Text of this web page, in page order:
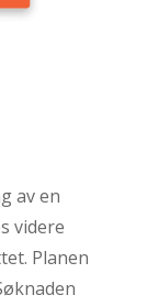
av en
videre
Planen